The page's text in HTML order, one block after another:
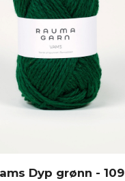
Dyp grønn - 109